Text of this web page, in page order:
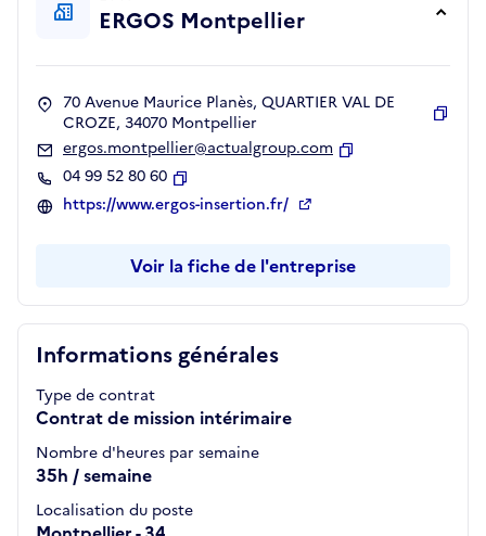
Informations générales
Type de contrat
Contrat de mission intérimaire
Nombre d'heures par semaine
35h / semaine
Localisation du poste
ERGOS Montpellier
70 Avenue Maurice Planès, QUARTIER VAL DE
CROZE, 34070 Montpellier
ergos.montpellier@actualgroup.com
04 99 52 80 60
Copier
https://www.ergos-insertion.fr/
Voir la fiche de l'entreprise